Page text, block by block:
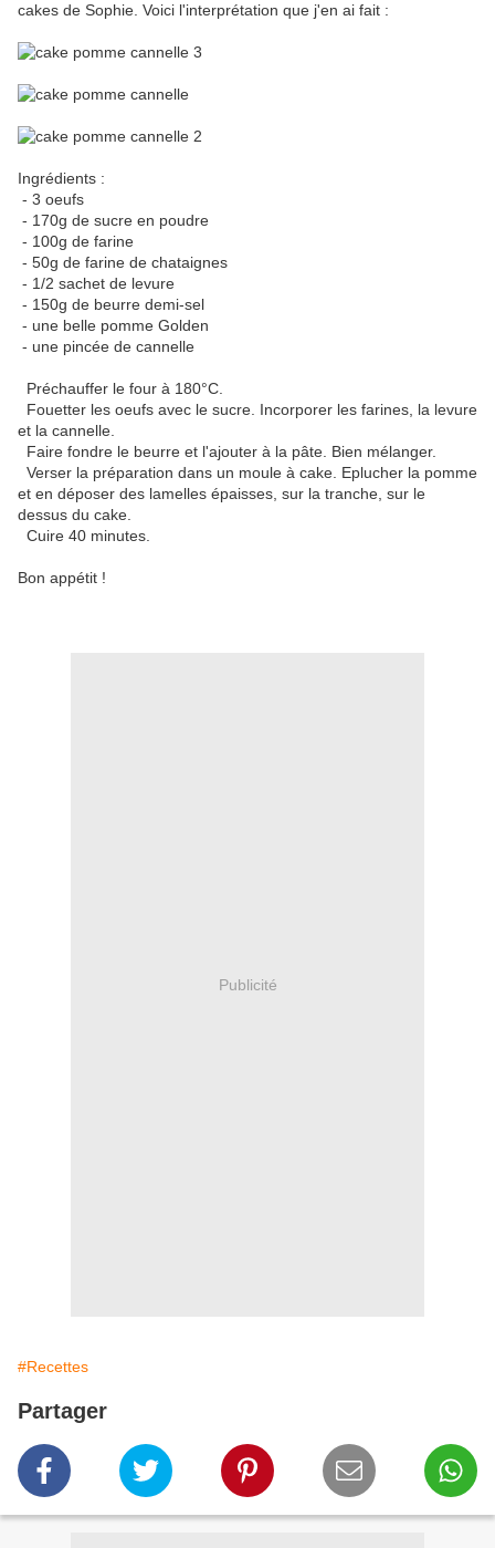
cakes de Sophie. Voici l'interprétation que j'en ai fait :
Ingrédients :
- 3 oeufs
- 170g de sucre en poudre
- 100g de farine
- 50g de farine de chataignes
- 1/2 sachet de levure
- 150g de beurre demi-sel
- une belle pomme Golden
- une pincée de cannelle
Préchauffer le four à 180°C.
Fouetter les oeufs avec le sucre. Incorporer les farines, la levure
et la cannelle.
Faire fondre le beurre et l'ajouter à la pâte. Bien mélanger.
Verser la préparation dans un moule à cake. Eplucher la pomme
et en déposer des lamelles épaisses, sur la tranche, sur le
dessus du cake.
Cuire 40 minutes.
Bon appétit !
Publicité
#Recettes
Partager